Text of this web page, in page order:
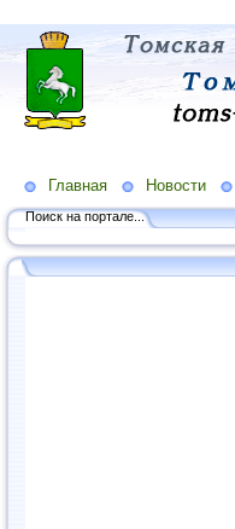
Главная Новости
Поиск на портале...